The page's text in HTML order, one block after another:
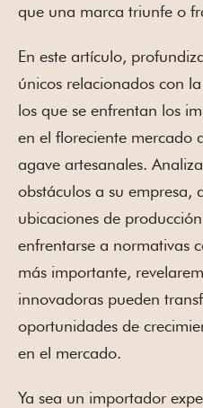
que una marca triunfe o
En este artículo,
únicos relacionados con
los que se enfrentan los
en el floreciente mercado
agave artesanales.
obstáculos a su empresa,
ubicaciones de
enfrentarse a normativas
más importante,
innovadoras pueden
oportunidades de
en el mercado.
Ya sea un importador